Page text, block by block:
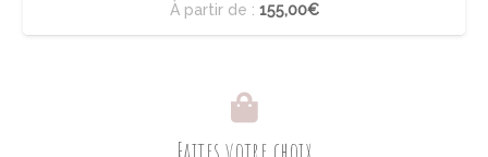
À partir de : 155,00€